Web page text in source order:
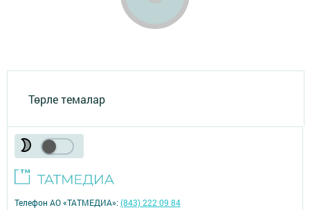
Төрле темалар
Телефон АО «ТАТМЕДИА»:(843) 222 09 84